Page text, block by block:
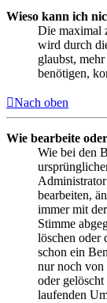
Wieso kann ich
Die maximal
wird durch
glaubst,
benötigen,
Nach oben
Wie bearbeite
Wie bei den
bearbeiten,
immer mit
Stimme
löschen oder
schon ein
nur noch von
oder
laufenden